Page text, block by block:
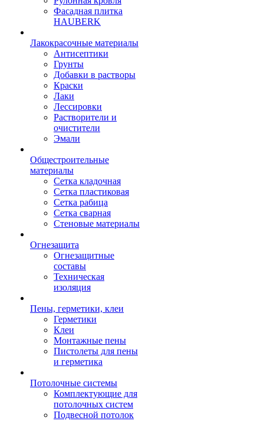
Фасадная плитка
HAUBERK
Лакокрасочные материалы
Антисептики
Грунты
Добавки в растворы
Краски
Лаки
Лессировки
Растворители и
очистители
Эмали
Общестроительные
материалы
Сетка кладочная
Сетка пластиковая
Сетка рабица
Сетка сварная
Стеновые материалы
Огнезащита
Огнезащитные
составы
Техническая
изоляция
Пены, герметики, клеи
Герметики
Клеи
Монтажные пены
Пистолеты для пены
и герметика
Потолочные системы
Комплектующие для
потолочных систем
Подвесной потолок